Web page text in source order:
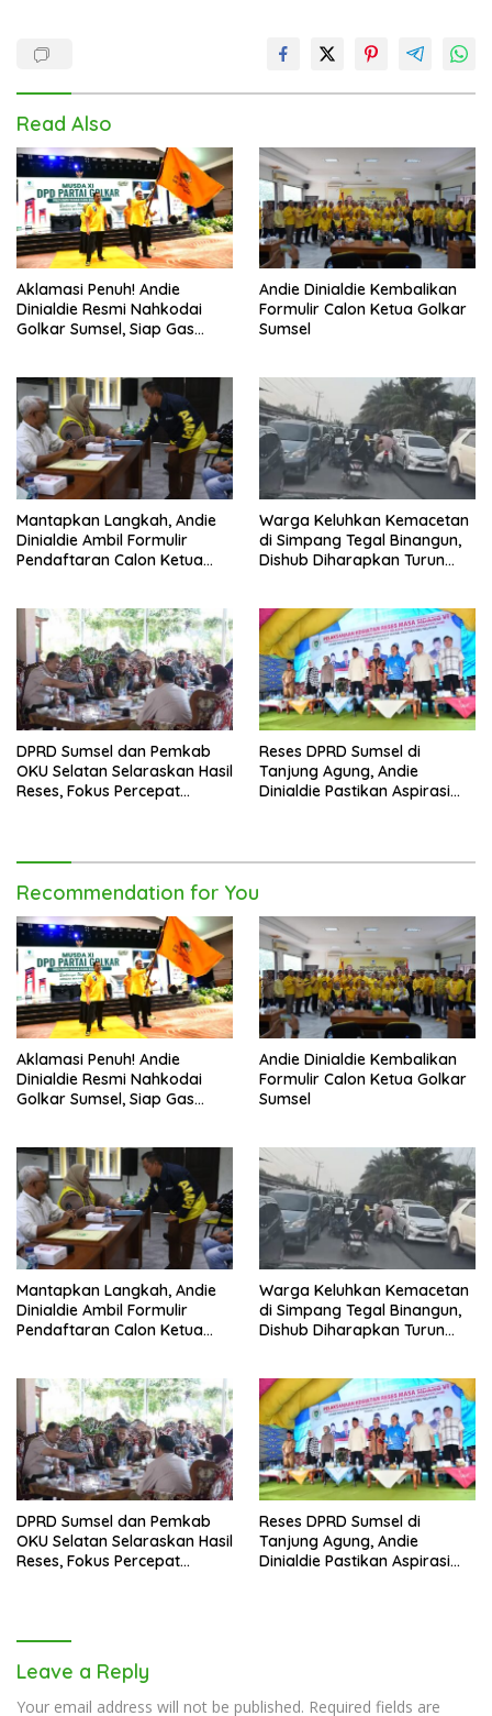
Read Also
Aklamasi Penuh! Andie
Dinialdie Resmi Nahkodai
Golkar Sumsel, Siap Gas
Andie Dinialdie Kembalikan
Formulir Calon Ketua Golkar
Sumsel
Mantapkan Langkah, Andie
Dinialdie Ambil Formulir
Pendaftaran Calon Ketua
Warga Keluhkan Kemacetan
di Simpang Tegal Binangun,
Dishub Diharapkan Turun
DPRD Sumsel dan Pemkab
OKU Selatan Selaraskan Hasil
Reses, Fokus Percepat
Reses DPRD Sumsel di
Tanjung Agung, Andie
Dinialdie Pastikan Aspirasi
Recommendation for You
Aklamasi Penuh! Andie
Dinialdie Resmi Nahkodai
Golkar Sumsel, Siap Gas
Andie Dinialdie Kembalikan
Formulir Calon Ketua Golkar
Sumsel
Mantapkan Langkah, Andie
Dinialdie Ambil Formulir
Pendaftaran Calon Ketua
Warga Keluhkan Kemacetan
di Simpang Tegal Binangun,
Dishub Diharapkan Turun
DPRD Sumsel dan Pemkab
OKU Selatan Selaraskan Hasil
Reses, Fokus Percepat
Reses DPRD Sumsel di
Tanjung Agung, Andie
Dinialdie Pastikan Aspirasi
Leave a Reply
Your email address will not be published. Required fields are